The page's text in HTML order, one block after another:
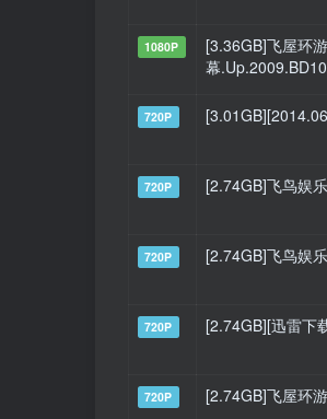
1080P
[3.36GB]飞屋环
幕
720P
720P [2.74GB]飞鸟娱
720P [2.74GB]飞鸟娱
720P [2.74GB][迅雷下
720P [2.74GB]飞屋环